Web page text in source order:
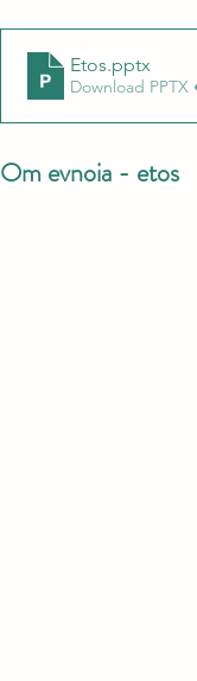
Etos.pptx
Download PPTX
Om evnoia - etos